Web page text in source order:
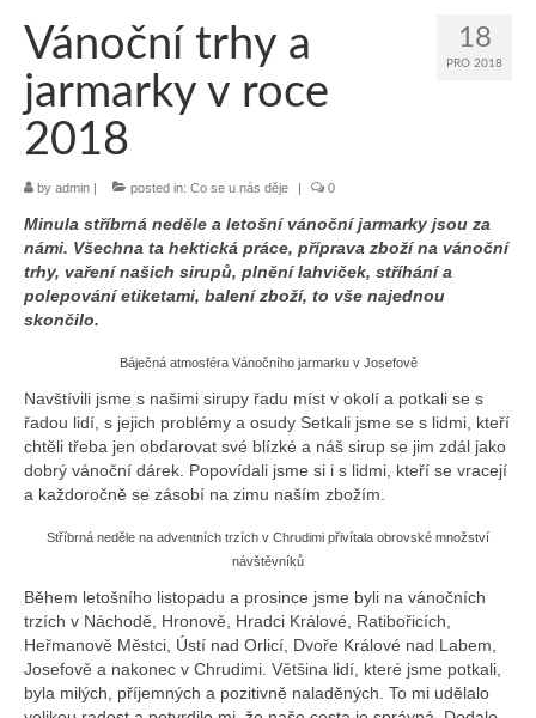
E-Shop
Můj účet
Košík
Pokladna
Naše bylinné sirupy
18
PRO 2018
Vánoční trhy a
jarmarky v roce
2018
by admin | posted in: Co se u nás děje | 0
Minula stříbrná neděle a letošní vánoční jarmarky jsou za
námi. Všechna ta hektická práce, příprava zboží na vánoční
trhy, vaření našich sirupů, plnění lahviček, stříhání a
polepování etiketami, balení zboží, to vše najednou
skončilo.
Báječná atmosféra Vánočního jarmarku v Josefově
Navštívili jsme s našimi sirupy řadu míst v okolí a potkali se s
řadou lidí, s jejich problémy a osudy Setkali jsme se s lidmi, kteří
chtěli třeba jen obdarovat své blízké a náš sirup se jim zdál jako
dobrý vánoční dárek. Popovídali jsme si i s lidmi, kteří se vracejí
a každoročně se zásobí na zimu naším zbožím.
Stříbrná neděle na adventních trzích v Chrudimi přivítala obrovské množství
návštěvníků
Během letošního listopadu a prosince jsme byli na vánočních
trzích v Náchodě, Hronově, Hradci Králové, Ratibořicích,
Heřmanově Městci, Ústí nad Orlicí, Dvoře Králové nad Labem,
Josefově a nakonec v Chrudimi. Většina lidí, které jsme potkali,
byla milých, příjemných a pozitivně naladěných. To mi udělalo